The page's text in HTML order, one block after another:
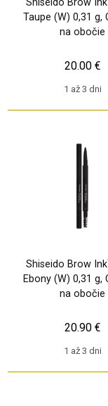
Taupe (W) 0,31 g,
na obočie
1 až 3 dni
20.00 €
Shiseido Brow
Ebony (W) 0,31 g,
na obočie
1 až 3 dni
20.90 €